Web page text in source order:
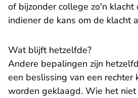
of bijzonder college zo'n
indiener de kans om de klacht
Wat blijft hetzelfde?
Andere bepalingen zijn
een beslissing van een rechter
worden geklaagd. Wie het niet